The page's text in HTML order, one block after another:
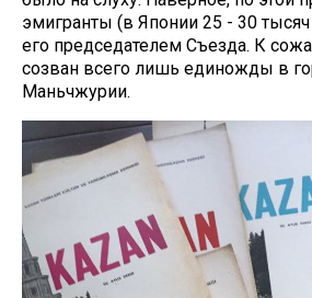
эмигранты (в Японии 25 - 30
его председателем Съезда. К
созван всего лишь единожды в
Маньчжурии.